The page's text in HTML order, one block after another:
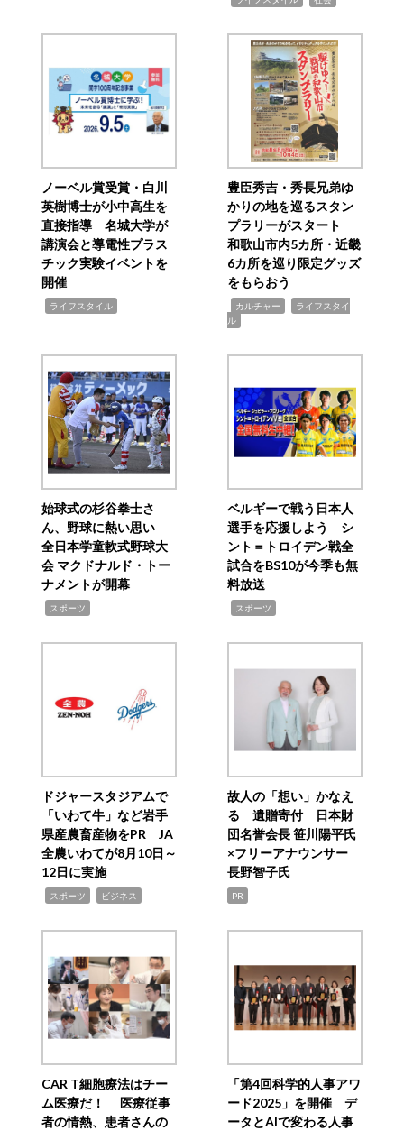
ノーベル賞受賞・白川
英樹博士が小中高生を
直接指導 名城大学が
講演会と導電性プラス
チック実験イベントを
開催
ライフスタイル
豊臣秀吉・秀長兄弟ゆ
かりの地を巡るスタン
プラリーがスタート
和歌山市内5カ所・近畿
6カ所を巡り限定グッズ
をもらおう
カルチャー
ライフスタイ
ル
始球式の杉谷拳士さ
ん、野球に熱い思い
全日本学童軟式野球大
会 マクドナルド・トー
ナメントが開幕
スポーツ
ベルギーで戦う日本人
選手を応援しよう シ
ント＝トロイデン戦全
試合をBS10が今季も無
料放送
スポーツ
ドジャースタジアムで
「いわて牛」など岩手
県産農畜産物をPR JA
全農いわてが8月10日～
12日に実施
スポーツ ビジネス
故人の「想い」かなえ
る 遺贈寄付 日本財
団名誉会長 笹川陽平氏
×フリーアナウンサー
長野智子氏
PR
CAR T細胞療法はチー
ム医療だ！ 医療従事
者の情熱、患者さんの
「第4回科学的人事アワ
ード2025」を開催 デ
ータとAIで変わる人事